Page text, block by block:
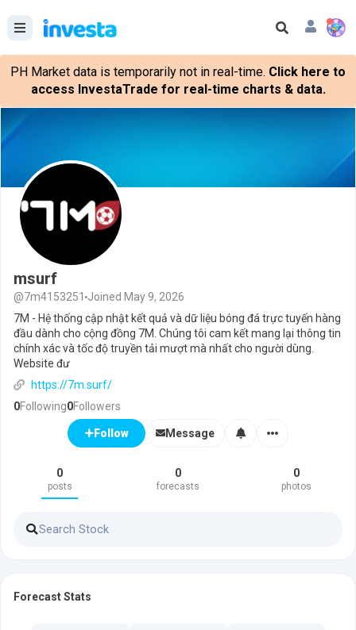
PH Market data is temporarily not in real-time. Click here to
access InvestaTrade for real-time charts & data.
msurf
@7m4153251 Joined May 9, 2026
7M - Hệ thống cập nhật kết quả và dữ liệu bóng đá trực tuyến hàng
đầu dành cho cộng đồng 7M. Chúng tôi cam kết mang lại thông tin
chính xác và tốc độ truyền tải mượt mà nhất cho người dùng.
Website đư
https://7m.surf/
0Following0Followers
Follow Message
0
posts
0
forecasts
0
photos
Forecast Stats